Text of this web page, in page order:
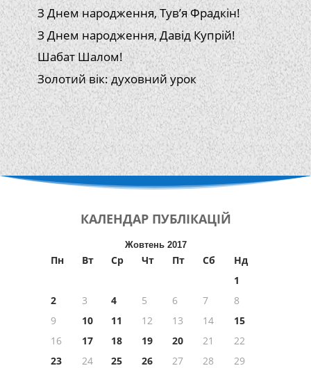
З Днем народження, Тув’я Фрадкін!
З Днем народження, Давід Купрій!
Шабат Шалом!
Золотий вік: духовний урок
КАЛЕНДАР ПУБЛІКАЦІЙ
Жовтень 2017
Пн Вт Ср Чт Пт Сб
Нд
1
2
3 4 5 6 7
8
9
10 11 12 13 14
15
16
17 18 19 20 21
22
23
24 25 26 27 28
29